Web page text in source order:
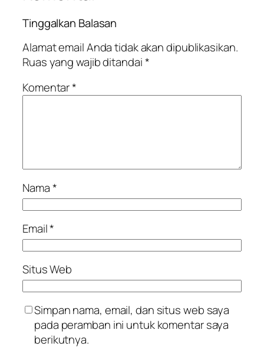
Tinggalkan Balasan
Alamat email Anda tidak akan dipublikasikan.
Ruas yang wajib ditandai*
Komentar*
Nama*
Email*
Situs Web
Simpan nama, email, dan situs web saya
pada peramban ini untuk komentar saya
berikutnya.